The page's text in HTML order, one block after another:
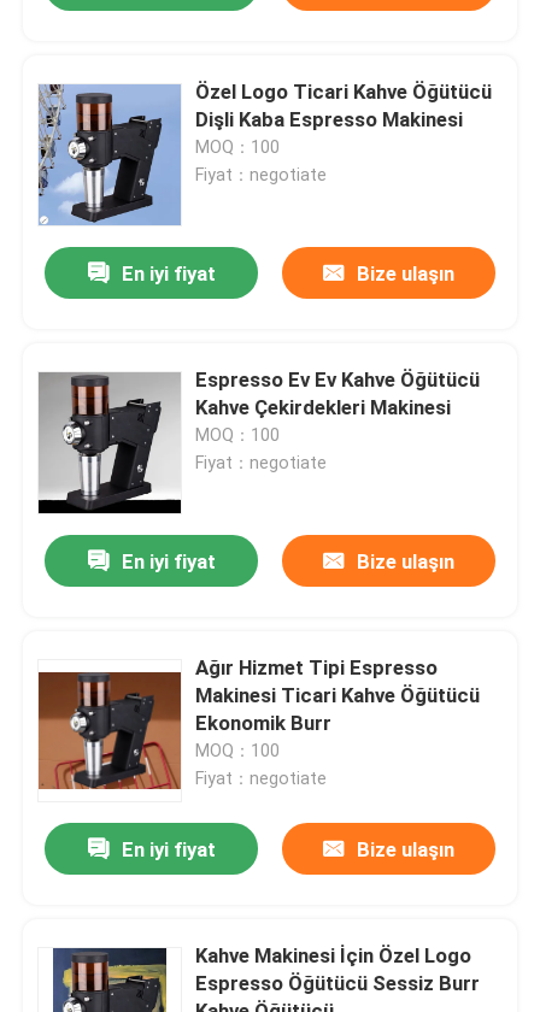
Ürün:% s
VR Gösterisi
Hakkımızda
Kalite kontrol
Bize Ulaşın
vakalar
Burr Kahve Öğütücü
Özel Logo Ticari Kahve Öğütücü
Dişli Kaba Espresso Makinesi
MOQ：100
Fiyat：negotiate
En iyi fiyat Bize ulaşın
Espresso Ev Ev Kahve Öğütücü
Kahve Çekirdekleri Makinesi
MOQ：100
Fiyat：negotiate
En iyi fiyat Bize ulaşın
Ağır Hizmet Tipi Espresso
Makinesi Ticari Kahve Öğütücü
Ekonomik Burr
MOQ：100
Fiyat：negotiate
En iyi fiyat Bize ulaşın
Kahve Makinesi İçin Özel Logo
Espresso Öğütücü Sessiz Burr